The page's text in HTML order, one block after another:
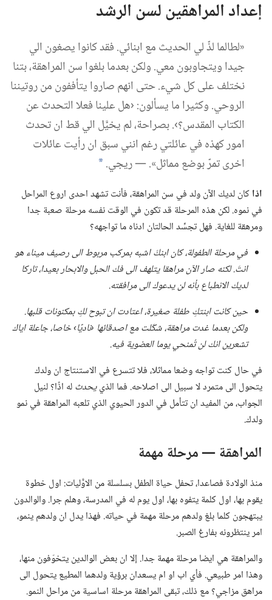
إعداد المراهقين لسن الرشد
‏«لطالما لذّ لي الحديث مع ابنائي.‏ فقد كانوا يصغون الي
جيدا ويتجاوبون معي.‏ ولكن بعدما بلغوا سن المراهقة،‏ بتنا
نختلف على كل شيء.‏ حتى انهم صاروا يتأففون من روتيننا
الروحي.‏ وكثيرا ما يسألون:‏ ‹هل علينا فعلا التحدث عن
الكتاب المقدس؟‏›.‏ بصراحة،‏ لم يخيَّل الي قط ان تحدث
امور كهذه في عائلتي رغم انني سبق ان رأيت عائلات
اخرى تمرّ بوضع مماثل».‏ —‏ ريجي.‏ *
اذاكان لديك الآن ولد في سن المراهقة،‏ فأنت تشهد احدى اروع المراحل
في نموه.‏ لكن هذه المرحلة قد تكون في الوقت نفسه مرحلة صعبة جدا
ومرهقة للغاية.‏ فهل تجسِّد الحالتان ادناه ما تواجهه؟‏
فيمرحلة الطفولة،‏ كان ابنكَ اشبه بمركب مربوط الى رصيف ميناءهو
انتَ.‏ لكنه صار الآن مراهقا يتلهف الى فك الحبل والابحار بعيدا،‏ تاركا
لديك الانطباع بأنه لن يدعوك الى مرافقته.‏
حين كانت ابنتكِ طفلة صغيرة،‏ اعتادت ان تبوح لكِ بمكنونات قلبها.‏
ولكن بعدما غدت مراهقة،‏ شكّلت مع اصدقائها ‹ناديًا› خاصا،‏ جاعلة اياك
تشعرين انك لن تُمنحي يوما العضوية فيه.‏
في حال كنت تواجه وضعا مماثلا،‏ فلا تتسرع في الاستنتاج ان ولدك
يتحول الى متمرد لا سبيل الى اصلاحه.‏ فما الذييحدثله اذًا؟‏ لنيل
الجواب،‏ من المفيد ان تتأمل في الدور الحيوي الذي تلعبه المراهقة في نمو
ولدك.‏
المراهقة —‏ مرحلة مهمة
منذ الولادة فصاعدا،‏ تحفل حياة الطفل بسلسلة من الاوَّليات:‏ اول خطوة
يقوم بها،‏ اول كلمة يتفوه بها،‏ اول يوم له في المدرسة،‏ وهلم جرا.‏ والوالدون
يبتهجون كلما بلغ ولدهم مرحلة مهمة في حياته.‏ فهذا يدل ان ولدهم ينمو،‏
امر ينتظرونه بفارغ الصبر.‏
والمراهقة هي ايضا مرحلة مهمة جدا.‏ إلا ان بعض الوالدين يتخوّفون منها،‏
وهذا امر طبيعي.‏ فأي اب او ام يسعدان برؤية ولدهما المطيع يتحول الى
مراهق مزاجي؟‏ مع ذلك،‏ تبقى المراهقة مرحلة اساسية من مراحل النمو.‏